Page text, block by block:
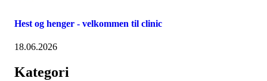
Hest og henger - velkommen til clinic
18.06.2026
Kategori